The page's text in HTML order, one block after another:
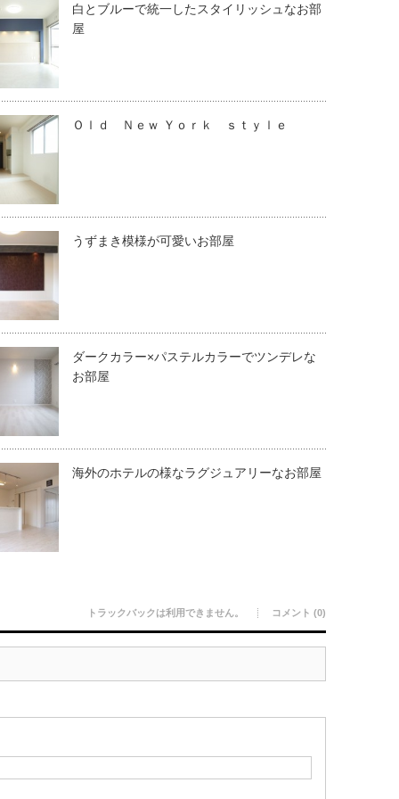
白とブルーで統一したスタイリッシュなお部
屋
Ｏｌｄ Ｎｅｗ Ｙｏｒｋ ｓｔｙｌｅ
うずまき模様が可愛いお部屋
ダークカラー×パステルカラーでツンデレな
お部屋
海外のホテルの様なラグジュアリーなお部屋
トラックバックは利用できません。 コメント (0)